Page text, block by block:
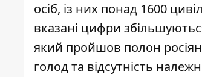
осіб, із них понад 1600
вказані цифри
який пройшов полон
голод та відсутність